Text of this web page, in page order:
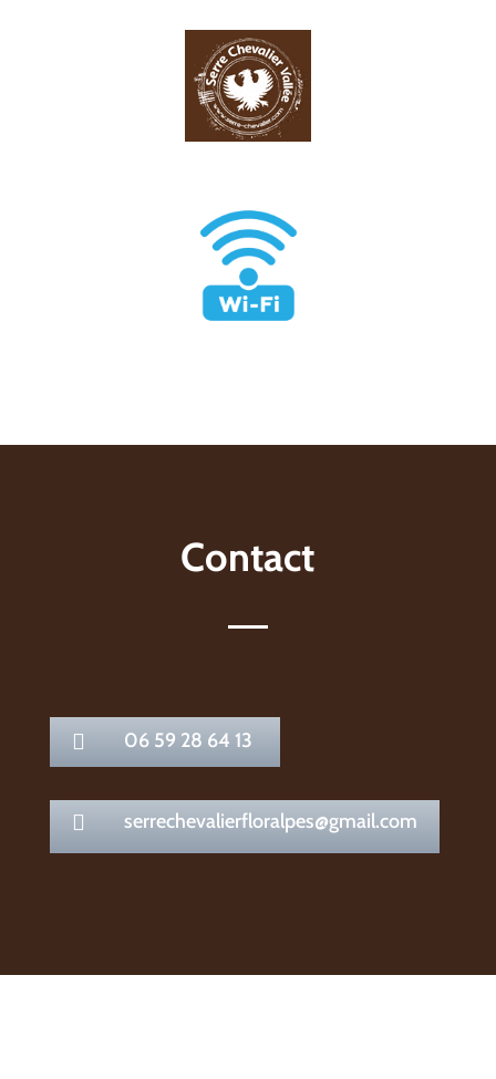
Contact
 06 59 28 64 13
 serrechevalierfloralpes@gmail.com